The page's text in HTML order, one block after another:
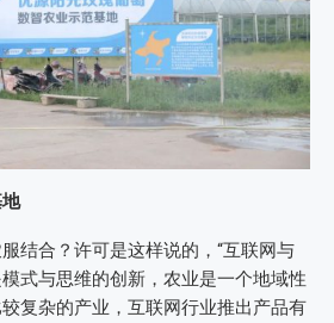
结合？许可是这样说的，“互联网与
式与思维的创新，农业是一个地域性
复杂的产业，互联网行业推出产品有